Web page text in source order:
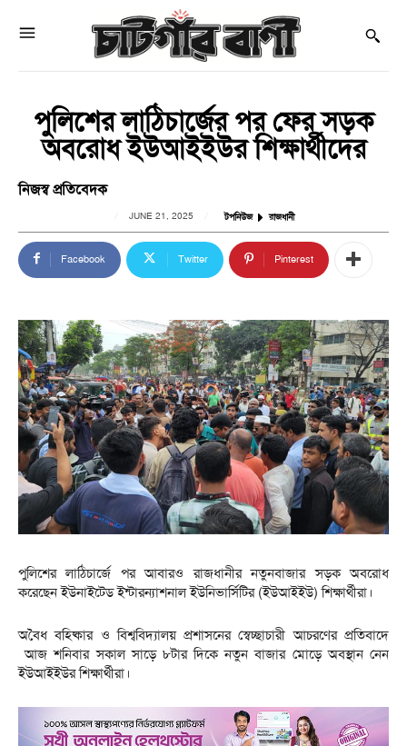
পুলিশের লাঠিচার্জের পর ফের সড়ক
অবরোধ ইউআইইউর শিক্ষার্থীদের
নিজস্ব প্রতিবেদক
JUNE 21, 2025 টপনিউজ রাজধানী
Facebook Twitter Pinterest
পুলিশের লাঠিচার্জে পর আবারও রাজধানীর নতুনবাজার সড়ক অবরোধ
করেছেন ইউনাইটেড ইন্টারন্যাশনাল ইউনিভার্সিটির (ইউআইইউ) শিক্ষার্থীরা।
অবৈধ বহিষ্কার ও বিশ্ববিদ্যালয় প্রশাসনের স্বেচ্ছাচারী আচরণের প্রতিবাদে
আজ শনিবার সকাল সাড়ে ৮টার দিকে নতুন বাজার মোড়ে অবস্থান নেন
ইউআইইউর শিক্ষার্থীরা।